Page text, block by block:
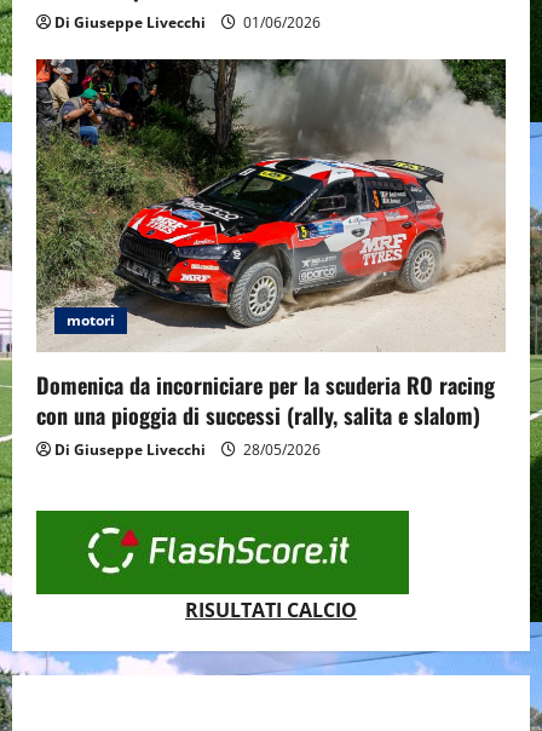
Di Giuseppe Livecchi 01/06/2026
motori
Domenica da incorniciare per la scuderia RO racing
con una pioggia di successi (rally, salita e slalom)
Di Giuseppe Livecchi 28/05/2026
RISULTATI CALCIO